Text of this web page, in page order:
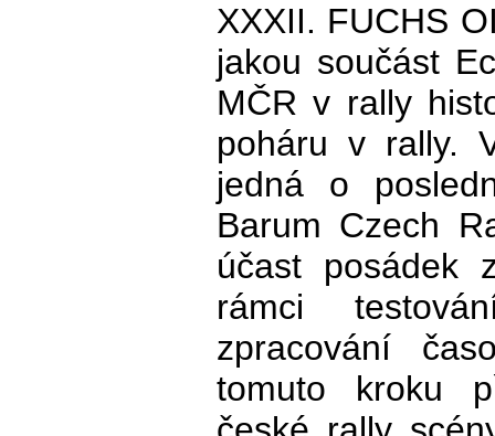
XXXII. FUCHS
jakou součást
MČR v rally
poháru v rally.
jedná o
Barum Czech
účast posádek
rámci
zpracování
tomuto kroku